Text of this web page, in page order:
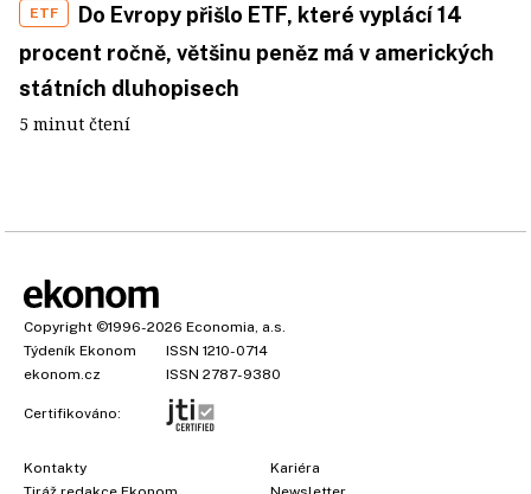
ETF
Do Evropy přišlo ETF, které vyplácí 14
procent ročně, většinu peněz má v amerických
státních dluhopisech
5 minut čtení
Copyright ©1996-2026 Economia, a.s.
Týdeník Ekonom
ISSN 1210-0714
ekonom.cz
ISSN 2787-9380
Certifikováno:
Kontakty
Kariéra